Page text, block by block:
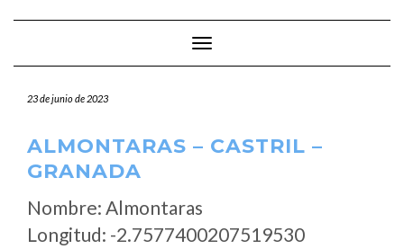
Cambiar modo de navegación
23 de junio de 2023
ALMONTARAS – CASTRIL –
GRANADA
Nombre: Almontaras
Longitud: -2.7577400207519530